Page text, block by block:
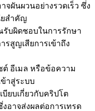
จผันผวนอย่างรวดเร็ว ซึ่ง
ยสำคัญ
บผิดชอบในการรักษา
สูญเสียการเข้าถึง
ต์ อีเมล หรือข้อความ
าสู่ระบบ
บียบเกี่ยวกับคริปโต
อาจส่งผลต่อการเทรด